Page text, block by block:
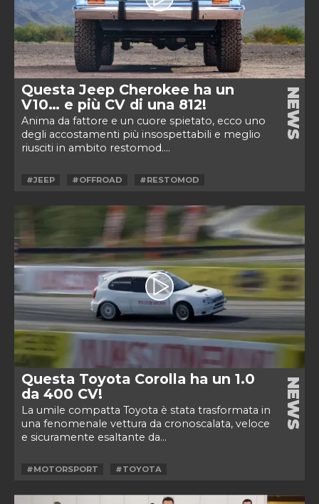
Questa Jeep Cherokee ha un
V10… e più CV di una 812!
Anima da fattore e un cuore spietato, ecco uno
degli accostamenti più insospettabili e meglio
riusciti in ambito restomod....
NEWS
#JEEP #OFFROAD #RESTOMOD
Questa Toyota Corolla ha un 1.0
da 400 CV!
La umile compatta Toyota è stata trasformata in
una fenomenale vettura da cronoscalata, veloce
e sicuramente esaltante da...
NEWS
#MOTORSPORT #TOYOTA